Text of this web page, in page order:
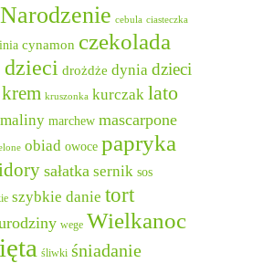
cebula ciasteczka
cynamon czekolada
drożdże dynia dzieci
krem kruszonka kurczak lato
maliny marchew mascarpone
obiad owoce papryka
sałatka sernik sos
szybkie danie tort
wege Wielkanoc
śliwki śniadanie